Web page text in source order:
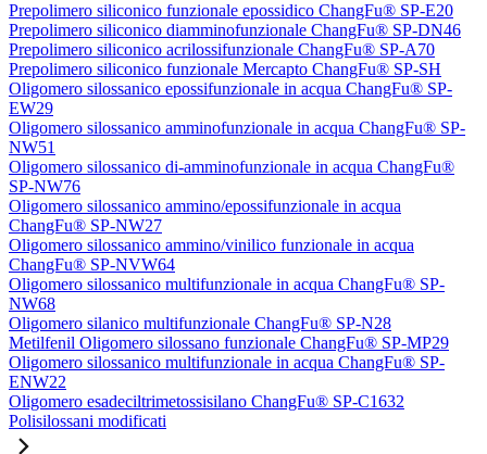
Prepolimero siliconico funzionale epossidico ChangFu® SP-E20
Prepolimero siliconico diamminofunzionale ChangFu® SP-DN46
Prepolimero siliconico acrilossifunzionale ChangFu® SP-A70
Prepolimero siliconico funzionale Mercapto ChangFu® SP-SH
Oligomero silossanico epossifunzionale in acqua ChangFu® SP-
EW29
Oligomero silossanico amminofunzionale in acqua ChangFu® SP-
NW51
Oligomero silossanico di-amminofunzionale in acqua ChangFu®
SP-NW76
Oligomero silossanico ammino/epossifunzionale in acqua
ChangFu® SP-NW27
Oligomero silossanico ammino/vinilico funzionale in acqua
ChangFu® SP-NVW64
Oligomero silossanico multifunzionale in acqua ChangFu® SP-
NW68
Oligomero silanico multifunzionale ChangFu® SP-N28
Metilfenil Oligomero silossano funzionale ChangFu® SP-MP29
Oligomero silossanico multifunzionale in acqua ChangFu® SP-
ENW22
Oligomero esadeciltrimetossisilano ChangFu® SP-C1632
Polisilossani modificati